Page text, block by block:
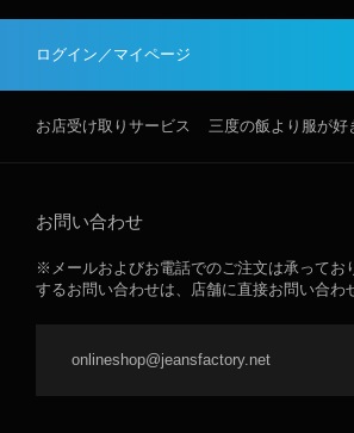
ログイン／マイページ
お店受け取りサービス 三度の飯より服が好
お問い合わせ
※メールおよびお電話でのご注文は承ってお
するお問い合わせは、店舗に直接お問い合わ
onlineshop@jeansfactory.net